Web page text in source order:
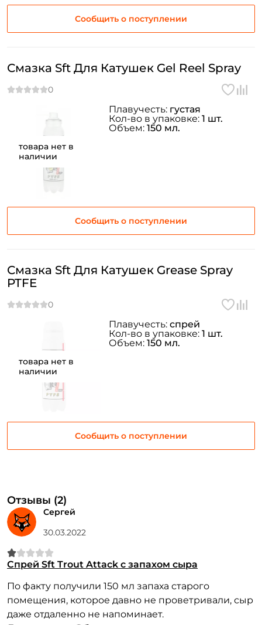
Сообщить о поступлении
товара нет в
наличии
Смазка Sft Для Катушек Gel Reel Spray
Сообщить о поступлении
Плавучесть: густая
Кол-во в упаковке: 1 шт.
Объем: 150 мл.
товара нет в
наличии
Смазка Sft Для Катушек Grease Spray
PTFE
Сообщить о поступлении
Плавучесть: спрей
Кол-во в упаковке: 1 шт.
Объем: 150 мл.
Отзывы (2)
Сергей
30.03.2022
Спрей Sft Trout Attack с запахом сыра
По факту получили 150 мл запаха старого
помещения, которое давно не проветривали, сыр
даже отдаленно не напоминает.